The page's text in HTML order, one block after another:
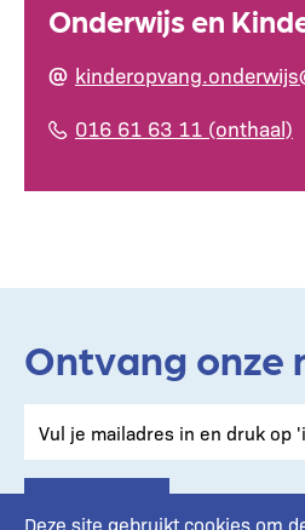
Onderwijs en
016 61 63 11 (onthaal)
Ontvang onze
Deze site gebruikt cookies om